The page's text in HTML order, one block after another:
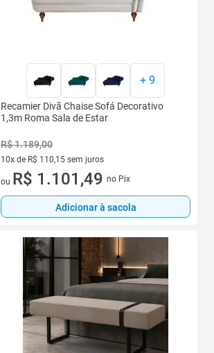
+ 9
Recamier Divã Chaise Sofá Decorativo
1,3m Roma Sala de Estar
R$ 1.189,00
10x de R$ 110,15 sem juros
10 vez de R$ 110,15 sem juros
ou R$ 1.101,49 no Pix
Adicionar à sacola